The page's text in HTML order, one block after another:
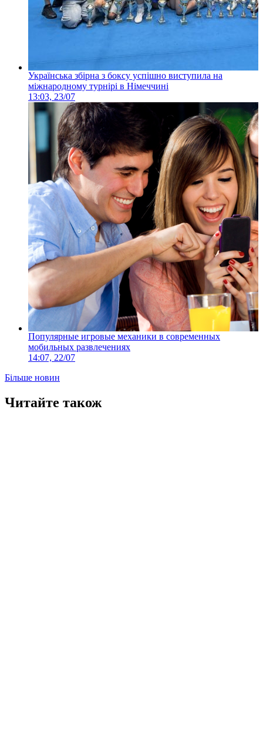
Українська збірна з боксу успішно виступила на
міжнародному турнірі в Німеччині
13:03, 23/07
Популярные игровые механики в современных
мобильных развлечениях
14:07, 22/07
Більше новин
Читайте також